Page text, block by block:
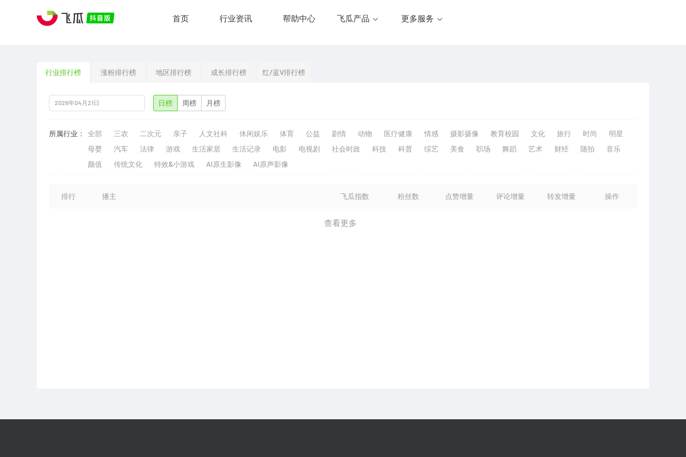
首页 行业资讯 帮助中心 飞瓜产品 更多服务
行业排行榜 涨粉排行榜 地区排行榜 成长排行榜 红/蓝V排行榜
日榜 周榜 月榜
所属行业： 全部 三农 二次元 亲子 人文社科 休闲娱乐 体育 公益 剧情 动物 医疗健康 情感 摄影摄像 教育校园 文化 旅行 时尚
明星
母婴
汽车 法律 游戏 生活家居 生活记录 电影 电视剧 社会时政 科技 科普 综艺 美食 职场 舞蹈 艺术 财经 随拍
音乐
颜值
传统文化 特效&小游戏 AI原生影像 AI原声影像
排行 播主 飞瓜指数 粉丝数 点赞增量 评论增量 转发增量 操作
查看更多